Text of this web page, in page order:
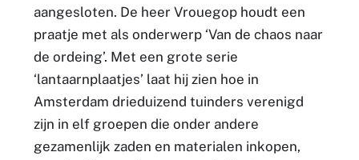
aangesloten. De heer Vrouegop houdt een
praatje met als onderwerp ‘Van de chaos naar
de ordeing’. Met een grote serie
‘lantaarnplaatjes’ laat hij zien hoe in
Amsterdam drieduizend tuinders verenigd
zijn in elf groepen die onder andere
gezamenlijk zaden en materialen inkopen,